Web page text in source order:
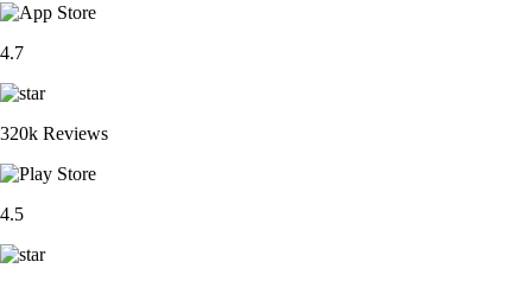
4.7
320k Reviews
4.5